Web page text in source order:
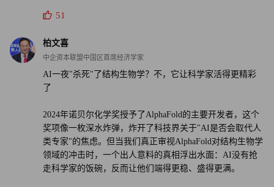
ChatGPT早了两年，是在人工智能发展历程中一个截然不同
的时间点。随着这些模型突飞猛进，人们越来越担心它们甚
至可以取代高度专业化的人类劳动者。
但是很少有职业比结构生物学家更专业。希尔认为
些安慰。
“有很多新技术都可以出色地完成许多以前由人类完成的任
务，所以人们总是担心会受到负面影响。”他说。“但是另一
51
柏文喜
中企资本联盟中国区首席经济学家
AI一夜"杀死"了结构生物学？不，它让科学家活得更精彩
了
2024年诺贝尔化学奖授予了AlphaFold的主要开发者，这个
奖项像一枚深水炸弹，炸开了科技界关于"AI是否会取代人
类专家"的焦虑。但当我们真正审视AlphaFold对结构生物学
领域的冲击时，一个出人意料的真相浮出水面：AI没有抢
走科学家的饭碗，反而让他们端得更稳、盛得更满。